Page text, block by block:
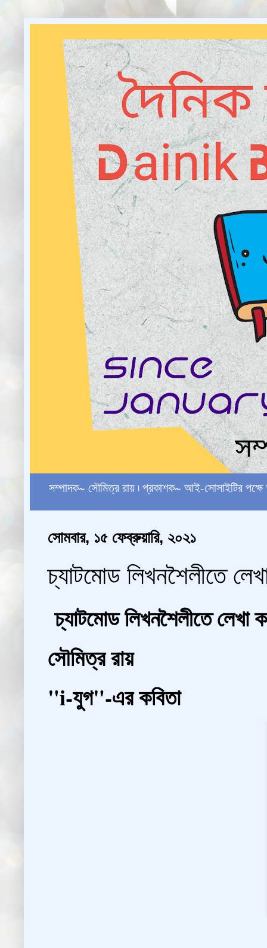
সম্পাদক~ সৌমিত্র রায় ৷ প্রকাশক~ আই-সোসাইটির
সোমবার, ১৫ ফেব্রুয়ারি, ২০২১
চ্যাটমোড লিখনশৈলীতে
চ্যাটমোড লিখনশৈলীতে লেখা
সৌমিত্র রায়
"i-যুগ"-এর কবিতা